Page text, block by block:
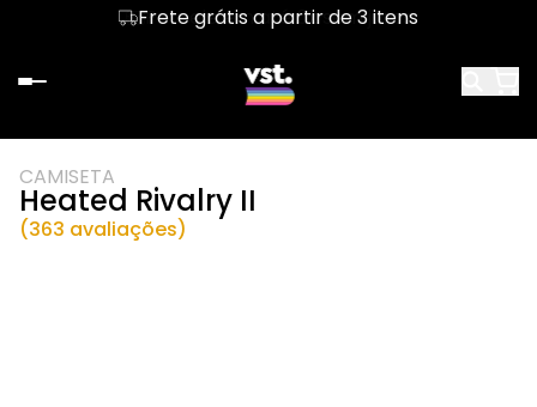
Parcele em até 6x sem juros
Frete grátis a partir de 3 itens
CAMISETA
Heated Rivalry II
(363 avaliações)